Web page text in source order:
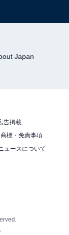
Japan
告掲載
標・免責事項
ュースについて